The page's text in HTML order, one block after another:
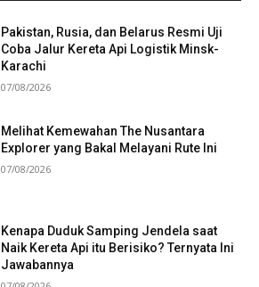
Pakistan, Rusia, dan Belarus Resmi Uji
Coba Jalur Kereta Api Logistik Minsk-
Karachi
07/08/2026
Melihat Kemewahan The Nusantara
Explorer yang Bakal Melayani Rute Ini
07/08/2026
Kenapa Duduk Samping Jendela saat
Naik Kereta Api itu Berisiko? Ternyata Ini
Jawabannya